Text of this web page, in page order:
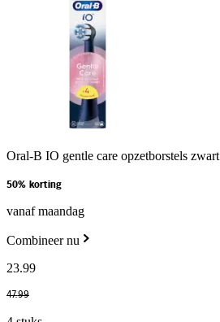
Oral-B IO gentle care opzetborstels zwart
50% korting
vanaf maandag
Combineer nu
23.99
47.99